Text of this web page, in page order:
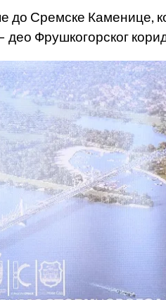
до Сремске Каменице,
Фрушкогорског